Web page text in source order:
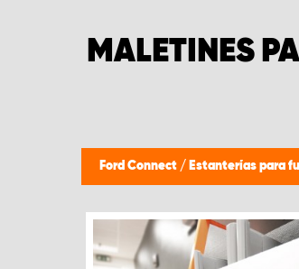
MALETINES
Ford Connect / Estanterías para